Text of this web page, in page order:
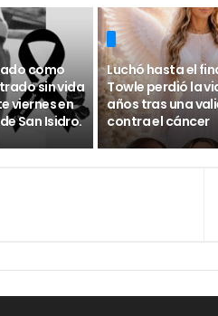
como
sin vida
viernes en
San Isidro.
Luchó hasta el
Towle perdió la
años tras una
contra el cáncer